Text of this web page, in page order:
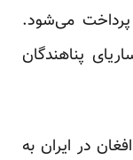
پرداخت می‌شود.
پناهندگان
در ایران به